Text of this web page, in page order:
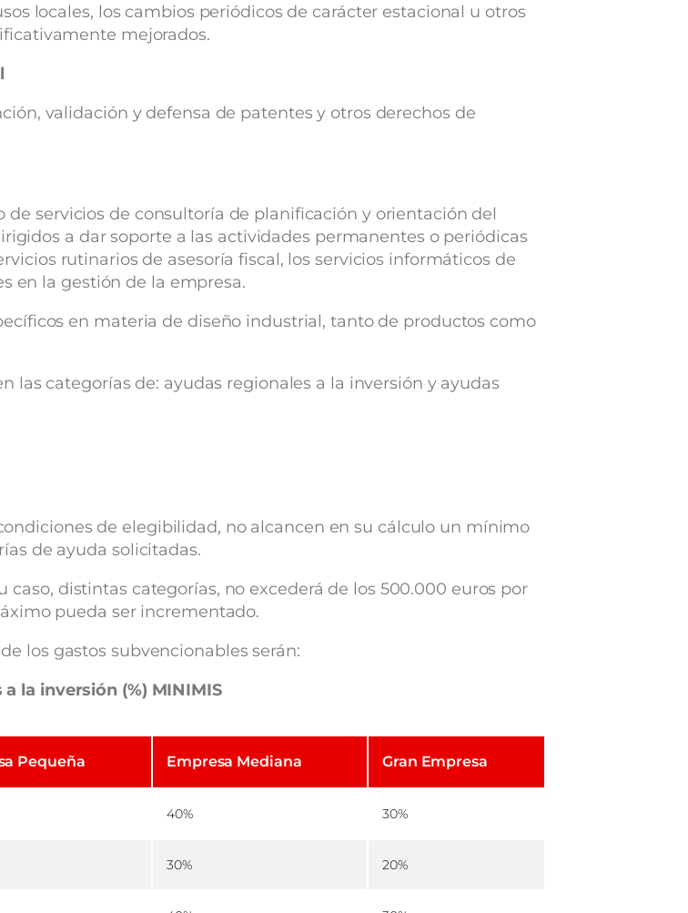
locales, los cambios periódicos de carácter estacional u otros
mejorados.
validación y defensa de patentes y otros derechos de
servicios de consultoría de planificación y orientación del
a dar soporte a las actividades permanentes o periódicas
rutinarios de asesoría fiscal, los servicios informáticos de
en la gestión de la empresa.
en materia de diseño industrial, tanto de productos como
las categorías de: ayudas regionales a la inversión y ayudas
de elegibilidad, no alcancen en su cálculo un mínimo
de ayuda solicitadas.
distintas categorías, no excederá de los 500.000 euros por
pueda ser incrementado.
los gastos subvencionables serán:
la inversión (%) MINIMIS
Pequeña Empresa Mediana Gran Empresa
40% 30%
30% 20%